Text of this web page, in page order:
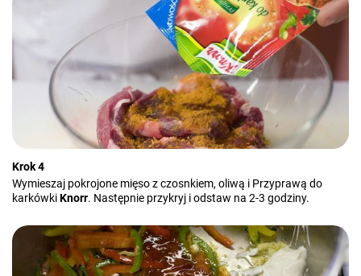
Krok 4
Wymieszaj pokrojone mięso z czosnkiem, oliwą i Przyprawą do
karkówkiKnorr. Następnie przykryj i odstaw na 2-3 godziny.